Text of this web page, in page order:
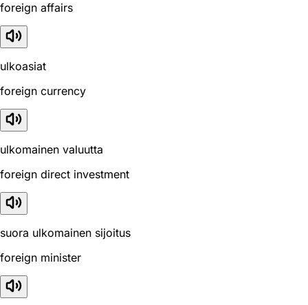
foreign affairs
ulkoasiat
foreign currency
ulkomainen valuutta
foreign direct investment
suora ulkomainen sijoitus
foreign minister